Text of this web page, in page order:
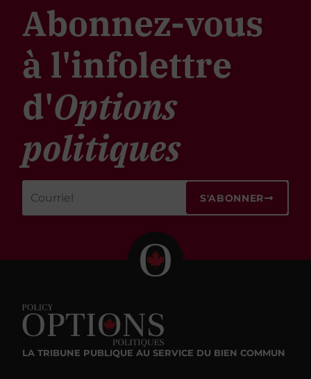
Abonnez-vous
à l'infolettre
d'Options
politiques
S'ABONNER
LA TRIBUNE PUBLIQUE AU SERVICE DU BIEN COMMUN